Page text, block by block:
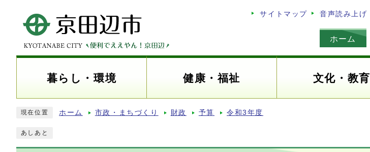
サイトマップ 音声読み上げ
ホーム
暮らし・環境 健康・福祉 文化・教育
現在位置 ホーム 市政・まちづくり 財政 予算 令和3年度
あしあと